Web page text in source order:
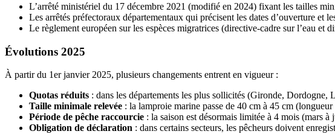
L’arrêté ministériel du 17 décembre 2021 (modifié en 2024) fixant les tailles
Les arrêtés préfectoraux départementaux qui précisent les dates d’ouverture et
Le règlement européen sur les espèces migratrices (directive-cadre sur l’eau et
Évolutions 2025
À partir du 1er janvier 2025, plusieurs changements entrent en vigueur :
Quotas réduits : dans les départements les plus sollicités (Gironde, Dordogne,
Taille minimale relevée : la lamproie marine passe de 40 cm à 45 cm
Période de pêche raccourcie : la saison est désormais limitée à 4 mois (mars
Obligation de déclaration : dans certains secteurs, les pêcheurs doivent